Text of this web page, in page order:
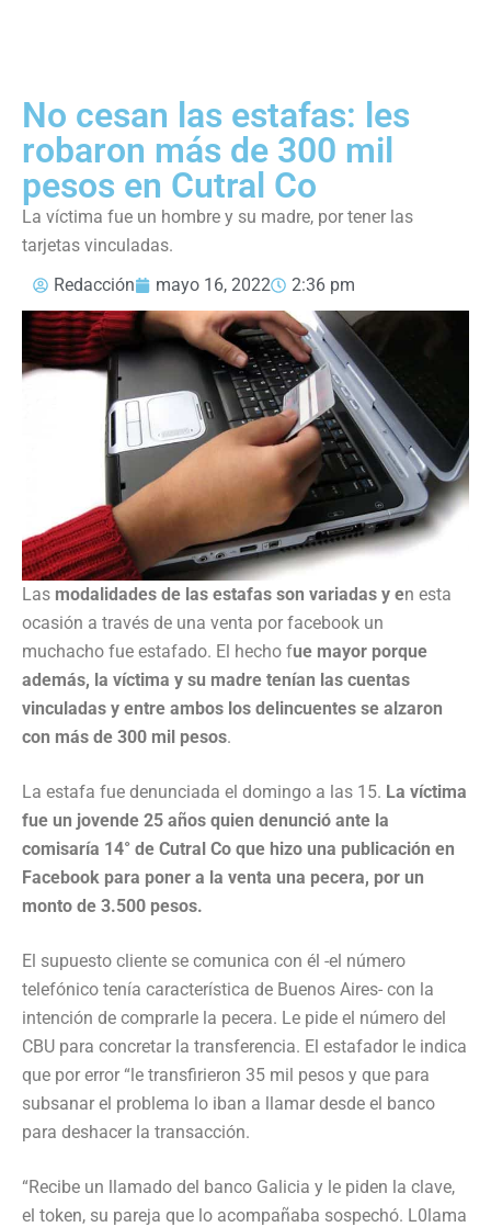
No cesan las estafas: les
robaron más de 300 mil
pesos en Cutral Co
La víctima fue un hombre y su madre, por tener las
tarjetas vinculadas.
Redacción
mayo 16, 2022 2:36 pm
Las modalidades de las estafas son variadas y en esta
ocasión a través de una venta por facebook un
muchacho fue estafado. El hecho fue mayor porque
además, la víctima y su madre tenían las cuentas
vinculadas y entre ambos los delincuentes se alzaron
con más de 300 mil pesos.
La estafa fue denunciada el domingo a las 15. La víctima
fue un jovende 25 años quien denunció ante la
comisaría 14° de Cutral Co que hizo una publicación en
Facebook para poner a la venta una pecera, por un
monto de 3.500 pesos.
El supuesto cliente se comunica con él -el número
telefónico tenía característica de Buenos Aires- con la
intención de comprarle la pecera. Le pide el número del
CBU para concretar la transferencia. El estafador le indica
que por error “le transfirieron 35 mil pesos y que para
subsanar el problema lo iban a llamar desde el banco
para deshacer la transacción.
“Recibe un llamado del banco Galicia y le piden la clave,
el token, su pareja que lo acompañaba sospechó. L0lama